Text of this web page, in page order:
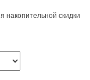
накопительной скидки